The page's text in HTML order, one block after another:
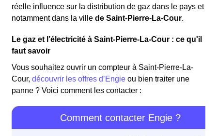
important de contacter directement le service client
de votre fournisseur pour obtenir des informations
La coupure peut aussi résulter d'unesurcharge
électrique
nombre d'appareils branchés en même temps ou
une prise défectueuse.
réelle influence sur la distribution de gaz dans le pays et
notamment dans la ville de Saint-Pierre-La-Cour.
Le gaz et l’électricité à Saint-Pierre-La-Cour : ce qu'il
faut savoir
Vous souhaitez ouvrir un compteur à Saint-Pierre-La-
Cour, découvrir les offres d’Engie ou bien traiter une
panne ? Voici comment les contacter :
Comment contacter Engie ?